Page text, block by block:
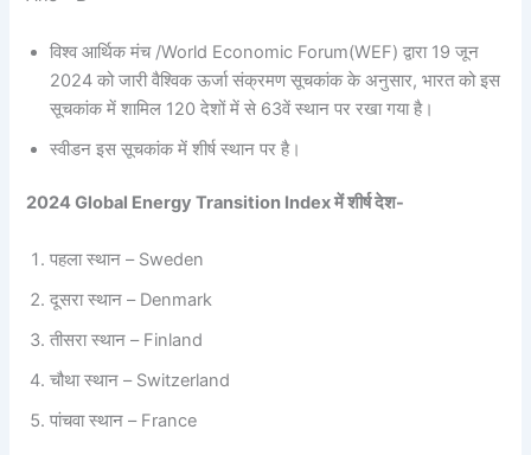
विश्व आर्थिक मंच /World Economic Forum(WEF) द्वारा 19 जून
2024 को जारी वैश्विक ऊर्जा संक्रमण सूचकांक के अनुसार, भारत को इस
सूचकांक में शामिल 120 देशों में से 63वें स्थान पर रखा गया है।
स्वीडन इस सूचकांक में शीर्ष स्थान पर है।
2024 Global Energy Transition Index में शीर्ष देश-
पहला स्थान – Sweden
दूसरा स्थान – Denmark
तीसरा स्थान – Finland
चौथा स्थान – Switzerland
पांचवा स्थान – France